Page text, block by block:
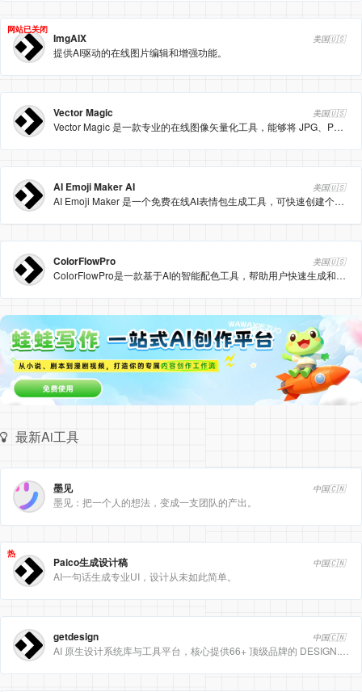
网站已关闭
ImgAIX 美国🇺🇸
提供AI驱动的在线图片编辑和增强功能。
Vector Magic 美国🇺🇸
Vector Magic 是一款专业的在线图像矢量化工具，能够将 JPG、PNG 等位图图像转换为 SVG、EPS、AI 等矢量图像格式，广泛应用于设计、打印和创意领域。
AI Emoji Maker AI 美国🇺🇸
AI Emoji Maker 是一个免费在线AI表情包生成工具，可快速创建个性化表情符号。
ColorFlowPro 美国🇺🇸
ColorFlowPro是一款基于AI的智能配色工具，帮助用户快速生成和谐的色彩方案。
最新Ai工具
墨见 中国🇨🇳
墨见：把一个人的想法，变成一支团队的产出。
热
Paico生成设计稿 中国🇨🇳
AI一句话生成专业UI，设计从未如此简单。
getdesign 中国🇨🇳